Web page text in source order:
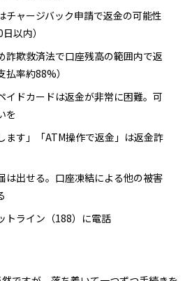
チャージバック申請で返金の可能性
以内）
詐欺救済法で口座残高の範囲内で返
率約88%）
イドカードは返金が非常に困難。可
を
ます」「ATM操作で返金」は返金詐
は出せる。口座凍結による他の被害
トライン（188）に電話